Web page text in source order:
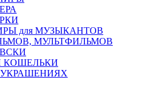
для МУЗЫКАНТОВ
МУЛЬТФИЛЬМОВ
КОШЕЛЬКИ